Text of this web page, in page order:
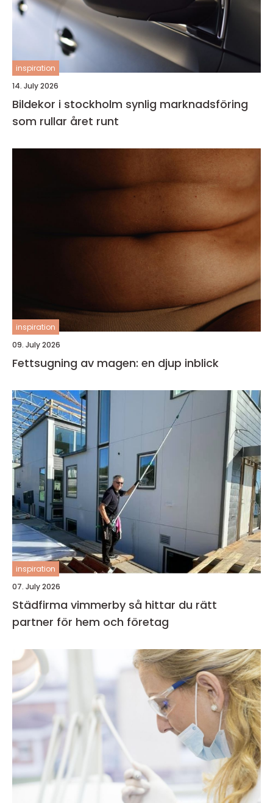
inspiration
14. July 2026
Bildekor i stockholm synlig marknadsföring
som rullar året runt
inspiration
09. July 2026
Fettsugning av magen: en djup inblick
inspiration
07. July 2026
Städfirma vimmerby så hittar du rätt
partner för hem och företag